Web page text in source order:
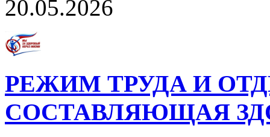
20.05.2026
РЕЖИМ ТРУДА И
СОСТАВЛЯЮЩАЯ